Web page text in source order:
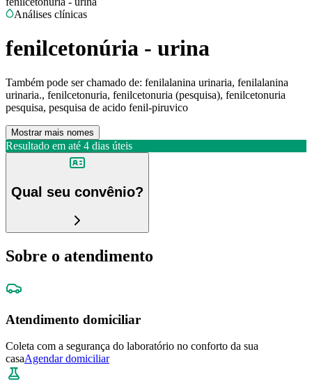
Análises clínicas
fenilcetonúria - urina
Também pode ser chamado de: fenilalanina urinaria, fenilalanina
urinaria., fenilcetonuria, fenilcetonuria (pesquisa), fenilcetonuria
pesquisa, pesquisa de acido fenil-piruvico
Mostrar mais nomes
Resultado em até 4 dias úteis
Qual seu convênio?
Sobre o atendimento
Atendimento domiciliar
Coleta com a segurança do laboratório no conforto da sua
casaAgendar domiciliar